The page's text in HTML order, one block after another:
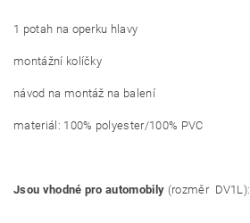
1 potah na operku hlavy
montážní kolíčky
návod na montáž na balení
materiál: 100% polyester/100% PVC
Jsou vhodné pro automobily (rozměr DV1L):